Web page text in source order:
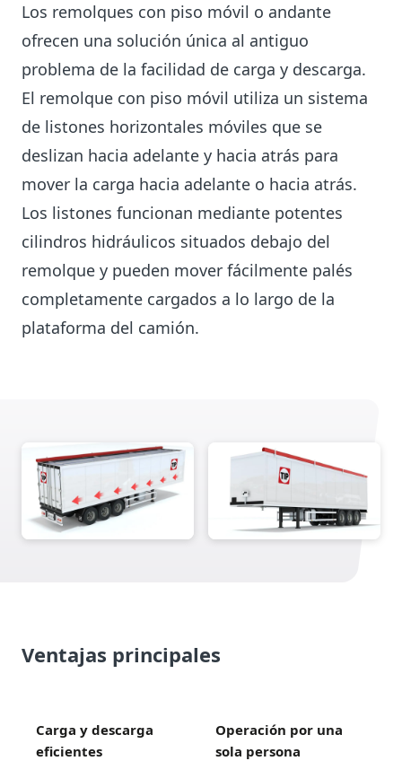
Los remolques con piso móvil o andante
ofrecen una solución única al antiguo
problema de la facilidad de carga y descarga.
El remolque con piso móvil utiliza un sistema
de listones horizontales móviles que se
deslizan hacia adelante y hacia atrás para
mover la carga hacia adelante o hacia atrás.
Los listones funcionan mediante potentes
cilindros hidráulicos situados debajo del
remolque y pueden mover fácilmente palés
completamente cargados a lo largo de la
plataforma del camión.
Ventajas principales
Carga y descarga
eficientes
Operación por una
sola persona